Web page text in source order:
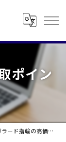
ポイン
ード指輪の高価買取ポイント解説